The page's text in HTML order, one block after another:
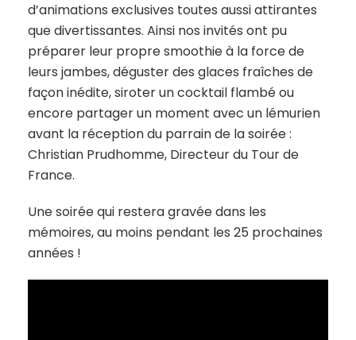
d’animations exclusives toutes aussi attirantes
que divertissantes. Ainsi nos invités ont pu
préparer leur propre smoothie à la force de
leurs jambes, déguster des glaces fraîches de
façon inédite, siroter un cocktail flambé ou
encore partager un moment avec un lémurien
avant la réception du parrain de la soirée :
Christian Prudhomme, Directeur du Tour de
France.
Une soirée qui restera gravée dans les
mémoires, au moins pendant les 25 prochaines
années !